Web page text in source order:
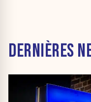
DERNIÈRES